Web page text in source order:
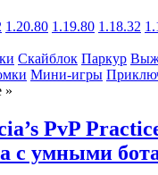
1.20.80 1.19.80 1.18.32
Скайблок Паркур
Мини-игры
»
PvP
с умными